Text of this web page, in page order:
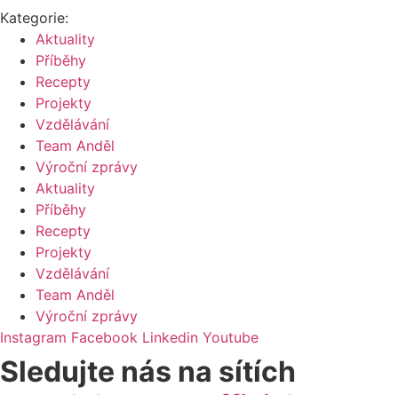
Kategorie:
Aktuality
Příběhy
Recepty
Projekty
Vzdělávání
Team Anděl
Výroční zprávy
Aktuality
Příběhy
Recepty
Projekty
Vzdělávání
Team Anděl
Výroční zprávy
Instagram Facebook Linkedin Youtube
Sledujte nás na sítích